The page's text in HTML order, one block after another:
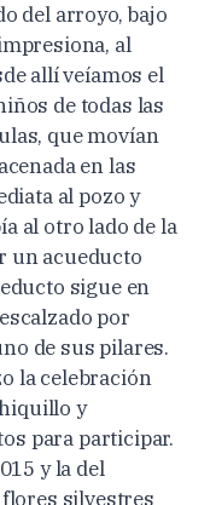
del arroyo, bajo
al
allí veíamos el
de todas las
que movían
en las
al pozo y
al otro lado de la
un acueducto
sigue en
por
de sus pilares.
la celebración
y
para participar.
y la del
flores silvestres